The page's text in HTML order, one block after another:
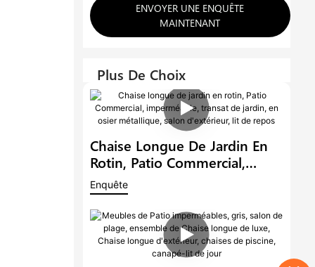
ENVOYER UNE ENQUÊTE
MAINTENANT
Plus De Choix
Chaise Longue De Jardin En
Rotin, Patio Commercial,
Imperméable, Transat De
Jardin, En Osier Métallique,
Salon D'extérieur, Lit De
Repos
Enquête